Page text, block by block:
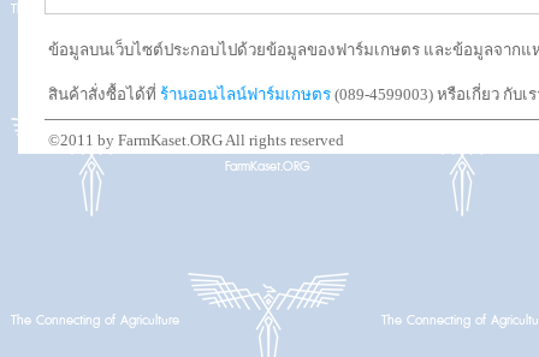
ข้อมูลบนเว็บไซต์ประกอบไปด้วยข้อมูลของฟาร์มเกษตร และข้อมูลจาก
สินค้าสั่งซื้อได้ที่ ร้านออนไลน์ฟาร์มเกษตร (089-4599003) หรือเกี่ยว กับเ
©2011 by FarmKaset.ORG All rights reserved